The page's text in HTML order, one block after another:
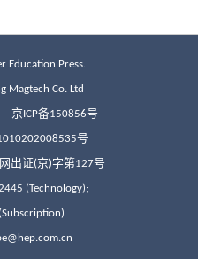
Education Press.
Magtech Co. Ltd
京ICP备150856号
号
出证(京)字第127号
(Technology);